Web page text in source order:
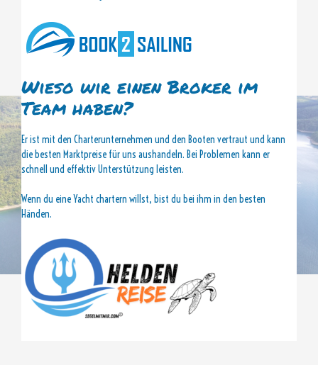
Wieso wir einen Broker im
Team haben?
Er ist mit den Charterunternehmen und den Booten vertraut und kann
die besten Marktpreise für uns aushandeln. Bei Problemen kann er
schnell und effektiv Unterstützung leisten.
Wenn du eine Yacht chartern willst, bist du bei ihm in den besten
Händen.